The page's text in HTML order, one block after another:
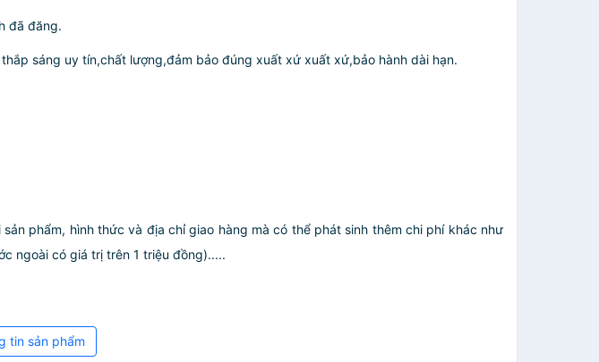
đã đăng.
sáng uy tín,chất lượng,đảm bảo đúng xuất xứ xuất xứ,bảo hành dài hạn.
phẩm, hình thức và địa chỉ giao hàng mà có thể phát sinh thêm chi phí khác như
ngoài có giá trị trên 1 triệu đồng).....
tin sản phẩm